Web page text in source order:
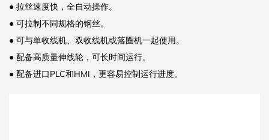
● 拉丝速度快，全自动操作。
● 可拉制不同规格的钢丝。
● 可与单收线机、双收线机或落圈机一起使用。
● 配备高质量伸线轮，可长时间运行。
● 配备进口PLC和HMI，更容易控制运行进度。